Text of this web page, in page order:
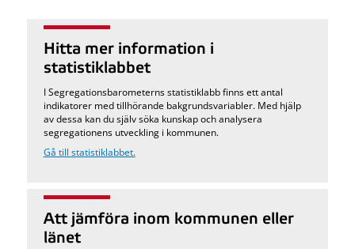
Hitta mer information i
statistiklabbet
I Segregationsbarometerns statistiklabb finns ett antal
indikatorer med tillhörande bakgrundsvariabler. Med hjälp
av dessa kan du själv söka kunskap och analysera
segregationens utveckling i kommunen.
Gå till statistiklabbet.
Att jämföra inom kommunen eller
länet